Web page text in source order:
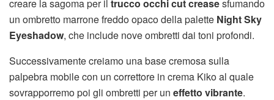
creare la sagoma per il trucco occhi cut creasesfumando
un ombretto marrone freddo opaco della palette Night Sky
Eyeshadow, che include nove ombretti dai toni profondi.
Successivamente creiamo una base cremosa sulla
palpebra mobile con un correttore in crema Kiko al quale
sovrapporremo poi gli ombretti per un effetto vibrante.